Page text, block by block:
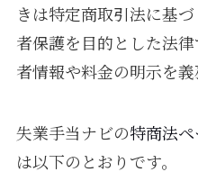
きは特定商取引法に基
者保護を目的とした法
者情報や料金の明示を義
失業手当ナビの特商法
は以下のとおりです。